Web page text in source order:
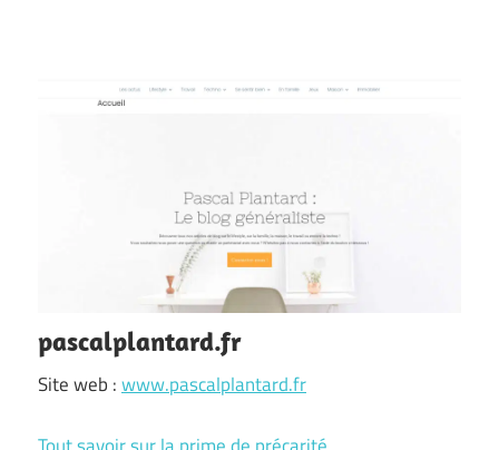
pascalplantard.fr
Site web :www.pascalplantard.fr